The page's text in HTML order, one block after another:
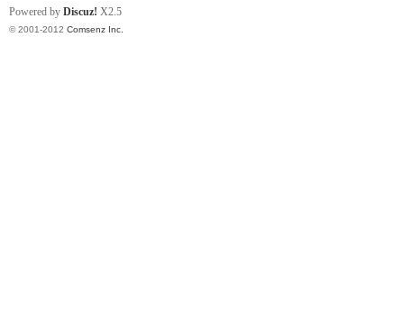
Powered by Discuz! X2.5
© 2001-2012 Comsenz Inc.